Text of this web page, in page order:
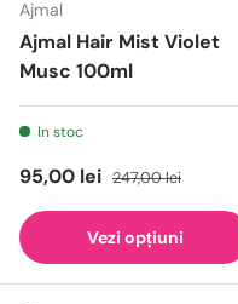
Ajmal
Ajmal Hair Mist Violet
Musc 100ml
In stoc
95,00 lei 247,00 lei
Vezi opțiuni